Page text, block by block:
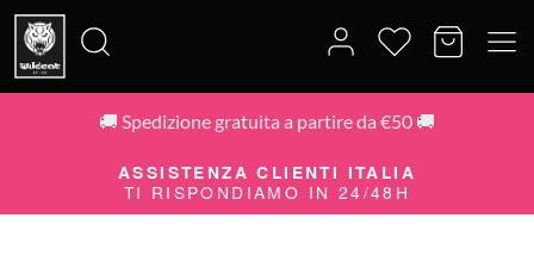
🚚 Spedizione gratuita a partire da €50 🚚
ASSISTENZA CLIENTI ITALIA
TI RISPONDIAMO IN 24/48H